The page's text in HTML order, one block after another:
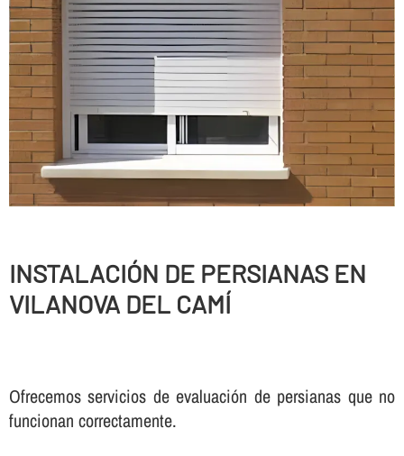
INSTALACIÓN DE PERSIANAS EN
VILANOVA DEL CAMÍ
Ofrecemos servicios de evaluación de persianas que no
funcionan correctamente.